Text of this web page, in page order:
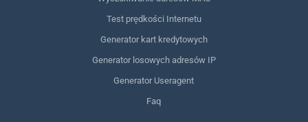
Test prędkości Internetu
Generator kart kredytowych
Generator losowych adresów IP
Generator Useragent
Faq